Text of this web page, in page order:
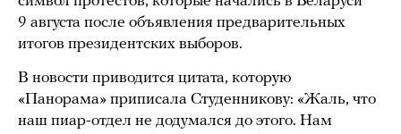
9 августа после объявления предварительных
итогов президентских выборов.
В новости приводится цитата, которую
«Панорама» приписала Студенникову: «Жаль, что
наш пиар-отдел не додумался до этого. Нам